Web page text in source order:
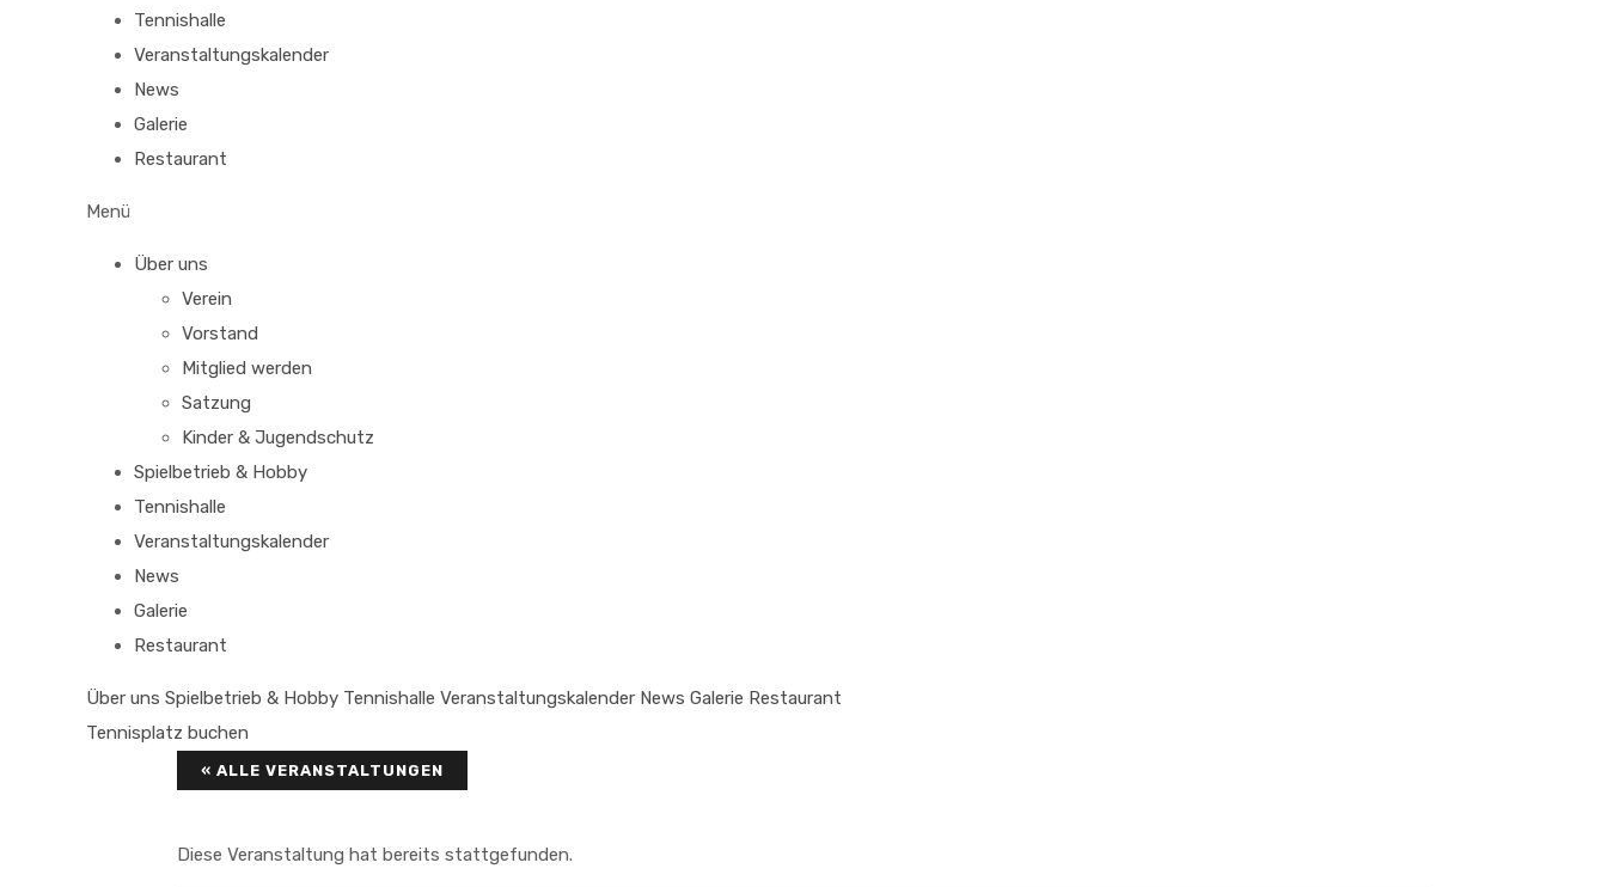
Tennishalle
Veranstaltungskalender
News
Galerie
Restaurant
Menü
Über uns
Verein
Vorstand
Mitglied werden
Satzung
Kinder & Jugendschutz
Spielbetrieb & Hobby
Tennishalle
Veranstaltungskalender
News
Galerie
Restaurant
Über uns Spielbetrieb & Hobby Tennishalle Veranstaltungskalender News Galerie Restaurant
Tennisplatz buchen
« ALLE VERANSTALTUNGEN
Diese Veranstaltung hat bereits stattgefunden.